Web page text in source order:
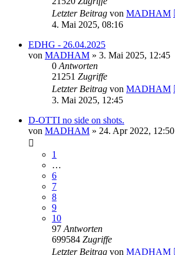
Letzter Beitrag von MADHAM
4. Mai 2025, 08:16
EDHG - 26.04.2025
von MADHAM » 3. Mai 2025, 12:45
0 Antworten
21251 Zugriffe
Letzter Beitrag von MADHAM
3. Mai 2025, 12:45
D-OTTI no side on shots.
von MADHAM » 24. Apr 2022, 12:50
1
…
6
7
8
9
10
97 Antworten
699584 Zugriffe
Letzter Beitrag von MADHAM